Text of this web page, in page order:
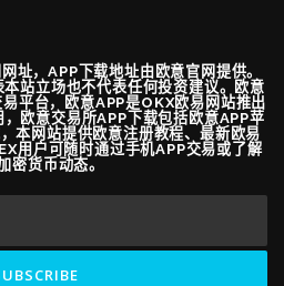
址，APP下载地址由欧意官网提供。
站立场也不代表任何投资建议。欧意
平台，欧意APP是OKX欧易网站推出
欧意交易所APP下载包括欧意APP苹
本网站提供欧意注册教程、最新欧易
用户可随时通过手机APP交易或了解
密货币动态。